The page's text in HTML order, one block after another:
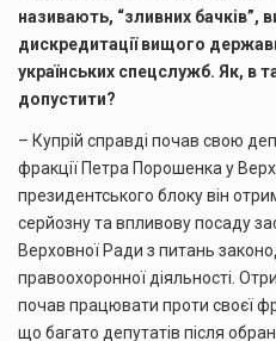
називають, “зливних бачків”,
дискредитації вищого
українських спецслужб. Як, в
допустити?
– Купрій справді почав свою
фракції Петра Порошенка у
президентського блоку він
серйозну та впливову посаду
Верховної Ради з питань
правоохоронної діяльності.
почав працювати проти своєї
що багато депутатів після